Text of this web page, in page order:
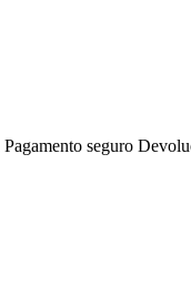
Pagamento seguro